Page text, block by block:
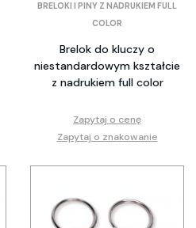
BRELOKI I PINY Z NADRUKIEM FULL
COLOR
Brelok do kluczy o
niestandardowym kształcie
z nadrukiem full color
Zapytaj o cenę
Zapytaj o znakowanie